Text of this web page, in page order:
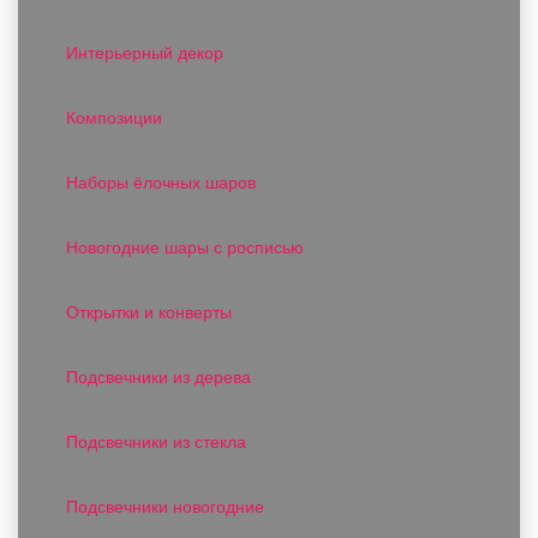
Интерьерный декор
Композиции
Наборы ёлочных шаров
Новогодние шары с росписью
Открытки и конверты
Подсвечники из дерева
Подсвечники из стекла
Подсвечники новогодние